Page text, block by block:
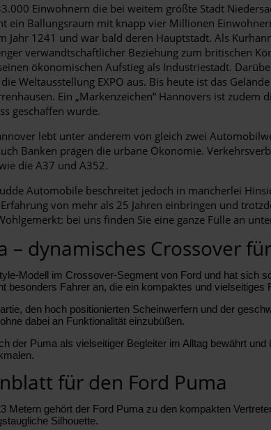
Einwohnern die bei weitem größte Stadt
ein Ballungsraum mit knapp vier Millionen
Jahr 1241 und war bald deren Hauptstadt. Als
verwandtschaftlicher Beziehung zum britischen
ökonomischen Aufstieg als Industriestadt.
Weltausstellung EXPO aus. Bis heute ist das
Ein „Markenzeichen“ Hannovers ist
geschaffen wurde.
lebt unter anderem von gleich zwei
Banken prägen die urbane Ökonomie.
die A37 und A352.
Automobile beschreitet jedoch in mancherlei
von mehr als 25 Jahren einbringen und
bei uns finden Sie eine ganze Fülle an
– dynamisches Crossover
Modell im Crossover-Segment von Ford und hat sich
besonders Fahrer an, die ein kompaktes und vielseitiges
den hoch positionierten Scheinwerfern und der
dabei an Funktionalität einzubüßen.
der Puma als vielseitiger Begleiter im Alltag bewährt
für den Ford Puma
Metern gehört der Ford Puma zu den kompakten
Silhouette.